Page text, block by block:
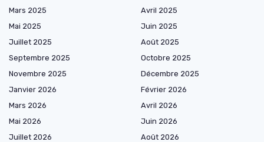
Mars 2025
Avril 2025
Mai 2025
Juin 2025
Juillet 2025
Août 2025
Septembre 2025
Octobre 2025
Novembre 2025
Décembre 2025
Janvier 2026
Février 2026
Mars 2026
Avril 2026
Mai 2026
Juin 2026
Juillet 2026
Août 2026